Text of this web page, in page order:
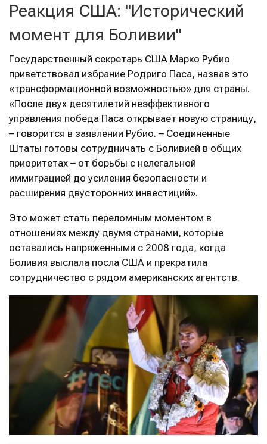
Реакция США: "Исторический
момент для Боливии"
Государственный секретарь США Марко Рубио
приветствовал избрание Родриго Паса, назвав это
«трансформационной возможностью» для страны.
«После двух десятилетий неэффективного
управления победа Паса открывает новую страницу,
– говорится в заявлении Рубио. – Соединенные
Штаты готовы сотрудничать с Боливией в общих
приоритетах – от борьбы с нелегальной
иммиграцией до усиления безопасности и
расширения двусторонних инвестиций».
Это может стать переломным моментом в
отношениях между двумя странами, которые
оставались напряженными с 2008 года, когда
Боливия выслала посла США и прекратила
сотрудничество с рядом американских агентств.